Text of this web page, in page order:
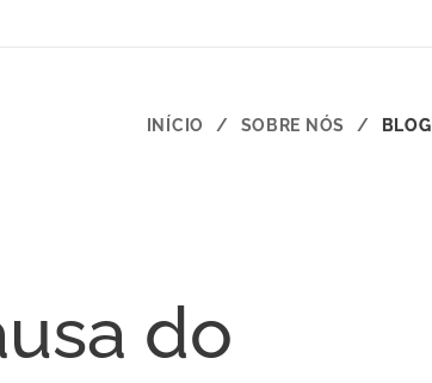
INÍCIO SOBRE NÓS BLOG
do